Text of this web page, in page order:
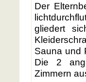
Der
gliedert
Sauna und
Die 2
Zimmern